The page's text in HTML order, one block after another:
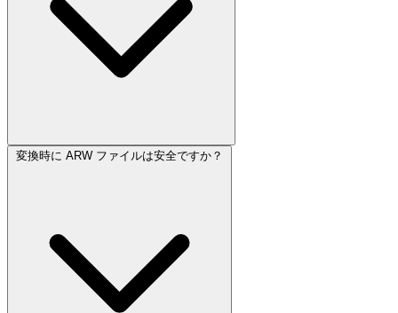
変換時に ARW ファイルは安全ですか？